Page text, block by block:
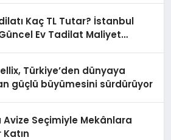
Kaç TL Tutar? İstanbul
Ev Tadilat Maliyet
Türkiye’den dünyaya
güçlü büyümesini sürdürüyor
Avize Seçimiyle Mekânlara
Katın